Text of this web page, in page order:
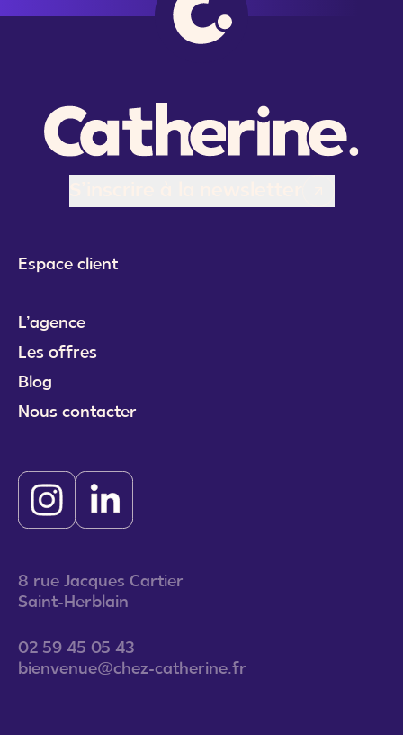
Espace client
L’agence
Les offres
Blog
Nous contacter
8 rue Jacques Cartier
Saint-Herblain
02 59 45 05 43
bienvenue@chez-catherine.fr